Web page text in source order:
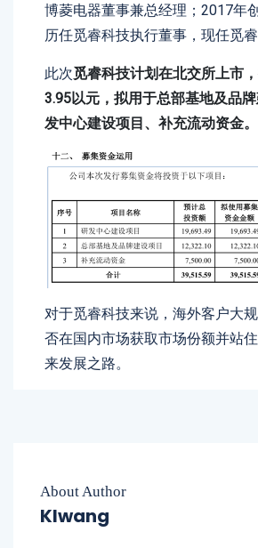
博菱电器董事兼总经理；2017年
历任觅睿科技执行董事，现任觅睿
此次觅睿科技计划在北交所上市
3.95以元，拟用于总部基地及品
发中心建设项目、补充流动资金。
对于觅睿科技来说，海外客户大
否在国内市场获取市场份额并站
来发展之路。
About Author
Klwang